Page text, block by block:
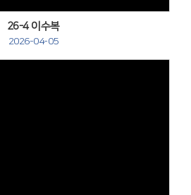
26-4 이수복
2026-04-05